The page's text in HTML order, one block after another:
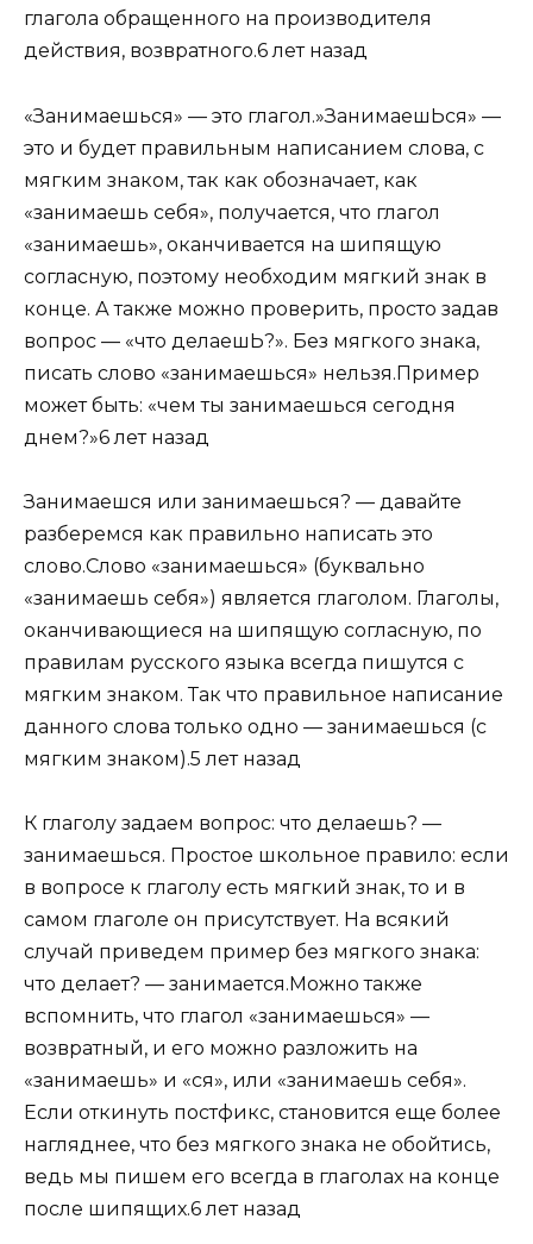
глагола обращенного на производителя
действия, возвратного.6 лет назад
«Занимаешься» — это глагол.»ЗанимаешЬся» —
это и будет правильным написанием слова, с
мягким знаком, так как обозначает, как
«занимаешь себя», получается, что глагол
«занимаешь», оканчивается на шипящую
согласную, поэтому необходим мягкий знак в
конце. А также можно проверить, просто задав
вопрос — «что делаешЬ?». Без мягкого знака,
писать слово «занимаешься» нельзя.Пример
может быть: «чем ты занимаешься сегодня
днем?»6 лет назад
Занимаешся или занимаешься? — давайте
разберемся как правильно написать это
слово.Слово «занимаешься» (буквально
«занимаешь себя») является глаголом. Глаголы,
оканчивающиеся на шипящую согласную, по
правилам русского языка всегда пишутся с
мягким знаком. Так что правильное написание
данного слова только одно — занимаешься (с
мягким знаком).5 лет назад
К глаголу задаем вопрос: что делаешь? —
занимаешься. Простое школьное правило: если
в вопросе к глаголу есть мягкий знак, то и в
самом глаголе он присутствует. На всякий
случай приведем пример без мягкого знака:
что делает? — занимается.Можно также
вспомнить, что глагол «занимаешься» —
возвратный, и его можно разложить на
«занимаешь» и «ся», или «занимаешь себя».
Если откинуть постфикс, становится еще более
нагляднее, что без мягкого знака не обойтись,
ведь мы пишем его всегда в глаголах на конце
после шипящих.6 лет назад